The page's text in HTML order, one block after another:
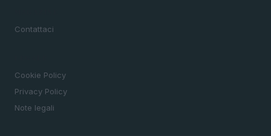
Contattaci
Cookie Policy
Privacy Policy
Note legali